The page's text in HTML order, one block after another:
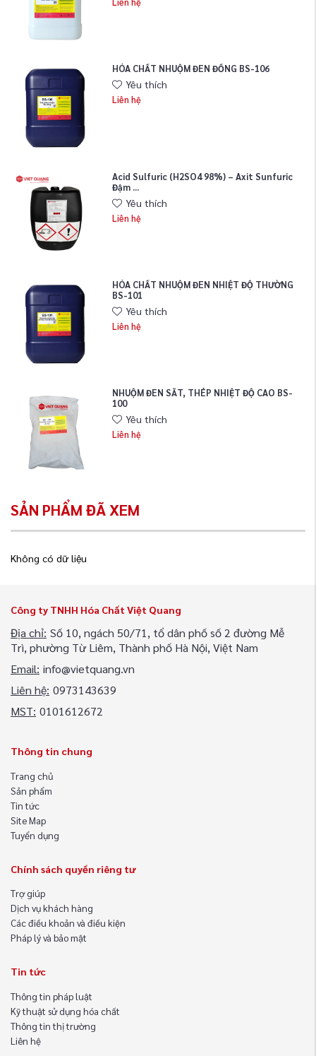
Liên hệ
HÓA CHẤT NHUỘM ĐEN ĐỒNG BS-106
Yêu thích
Liên hệ
Acid Sulfuric (H2SO4 98%) – Axit Sunfuric
Đậm ...
Yêu thích
Liên hệ
HÓA CHẤT NHUỘM ĐEN NHIỆT ĐỘ THƯỜNG
BS-101
Yêu thích
Liên hệ
NHUỘM ĐEN SẮT, THÉP NHIỆT ĐỘ CAO BS-
100
Yêu thích
Liên hệ
SẢN PHẨM ĐÃ XEM
Không có dữ liệu
Công ty TNHH Hóa Chất Việt Quang
Địa chỉ: Số 10, ngách 50/71, tổ dân phố số 2 đường Mễ
Trì, phường Từ Liêm, Thành phố Hà Nội, Việt Nam
Email: info@vietquang.vn
Liên hệ: 0973143639
MST: 0101612672
Thông tin chung
Trang chủ
Sản phẩm
Tin tức
Site Map
Tuyển dụng
Chính sách quyền riêng tư
Trợ giúp
Dịch vụ khách hàng
Các điều khoản và điều kiện
Pháp lý và bảo mật
Tin tức
Thông tin pháp luật
Kỹ thuật sử dụng hóa chất
Thông tin thị trường
Liên hệ